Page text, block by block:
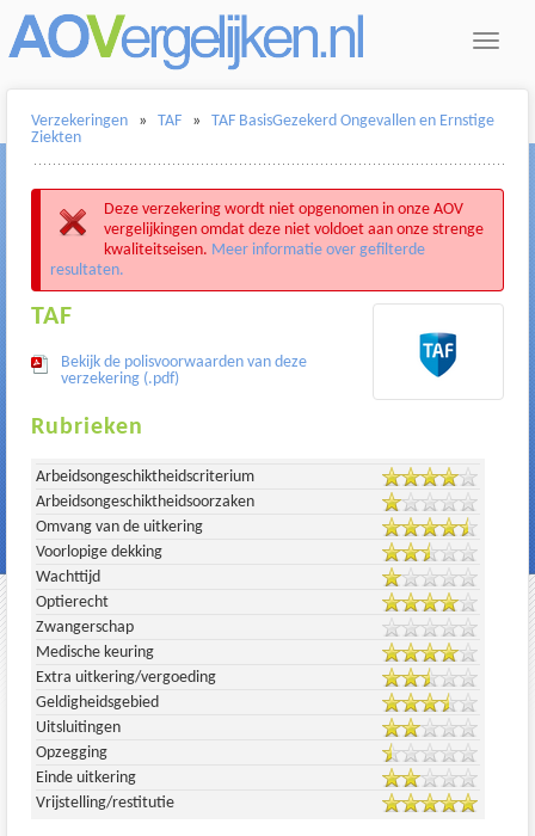
Toggle
Verzekeringen » TAF » TAF BasisGezekerd Ongevallen en Ernstige
Ziekten
Deze verzekering wordt niet opgenomen in onze AOV
vergelijkingen omdat deze niet voldoet aan onze strenge
kwaliteitseisen. Meer informatie over gefilterde
resultaten.
TAF
Bekijk de polisvoorwaarden van deze
verzekering (.pdf)
Rubrieken
Arbeidsongeschiktheidscriterium
Arbeidsongeschiktheidsoorzaken
Omvang van de uitkering
Voorlopige dekking
Wachttijd
Optierecht
Zwangerschap
Medische keuring
Extra uitkering/vergoeding
Geldigheidsgebied
Uitsluitingen
Opzegging
Einde uitkering
Vrijstelling/restitutie